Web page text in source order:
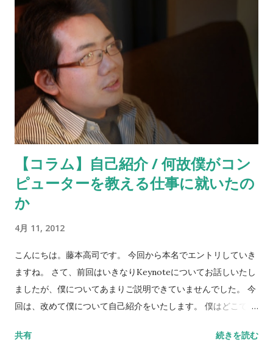
【コラム】自己紹介 / 何故僕がコン
ピューターを教える仕事に就いたの
か
4月 11, 2012
こんにちは。藤本高司です。 今回から本名でエントリしていき
ますね。 さて、前回はいきなりKeynoteについてお話しいたし
ましたが、僕についてあまりご説明できていませんでした。 今
回は、改めて僕について自己紹介をいたします。 僕はどこで生
共有 続きを読む